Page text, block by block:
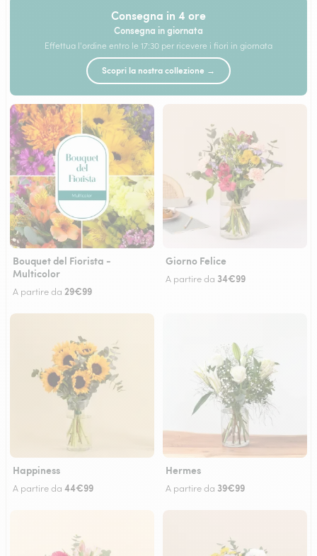
Consegna in 4 ore
Consegna in giornata
Effettua l'ordine entro le 17:30 per ricevere i fiori in giornata
Scopri la nostra collezione →
Bouquet del Fiorista -
Multicolor
A partire da 29€99
Giorno Felice
A partire da 34€99
Happiness
A partire da 44€99
Hermes
A partire da 39€99